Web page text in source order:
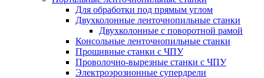
Для обработки под прямым углом
Двухколонные ленточнопильные станки
Двухколонные с поворотной рамой
Консольные ленточнопильные станки
Прошивные станки с ЧПУ
Проволочно-вырезные станки с ЧПУ
Электроэрозионные супердрели